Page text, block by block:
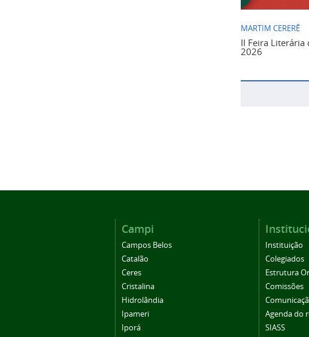
MARTIM CERERÊ
II Feira Literária
2026
Campi
Campos Belos
Catalão
Ceres
Cristalina
Hidrolândia
Ipameri
Iporá
Instituição
Colegiados
Estrutura
Comissões
Agenda do
SIASS